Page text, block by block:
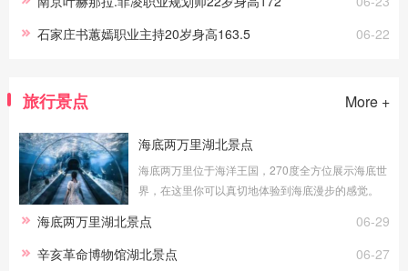
06-22
石家庄书蕙嫣职业主持20岁身高163.5
旅行景点 More +
海底两万里湖北景点
海底两万里位于海洋王国，270度全方位展示海底世
界，在这里你可以真切地体验到海底漫步的感觉。
身边游弋，你能看到海洋生灵冲你微笑，
06-29
海底两万里湖北景点
06-27
辛亥革命博物馆湖北景点